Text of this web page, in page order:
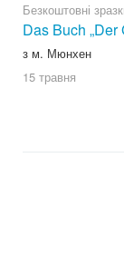
Безкоштовні
Das Buch „Der
з м. Мюнхен
15 травня